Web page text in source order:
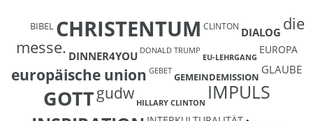
BIBEL CHRISTENTUM CLINTON DIALOG die
messe. DINNER4YOU DONALD TRUMP
EU-LEHRGANG
EUROPA
europäische union GEBET GEMEINDEMISSION
GLAUBE
GOTTgudw HILLARY CLINTON IMPULS